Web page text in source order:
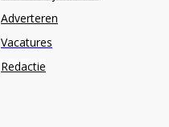
Adverteren
Vacatures
Redactie